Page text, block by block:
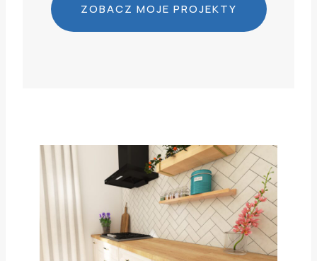
ZOBACZ MOJE PROJEKTY